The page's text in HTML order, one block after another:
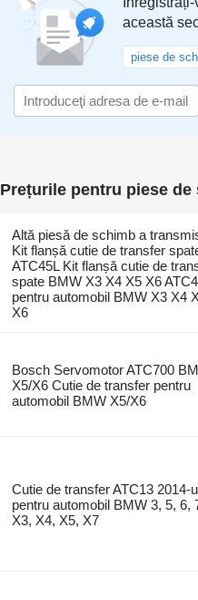
această
piese de
Prețurile pentru piese de
Altă piesă de schimb a
Kit flanșă cutie de transfer
ATC45L Kit flanșă cutie de
spate BMW X3 X4 X5 X6
pentru automobil BMW X3 X4
X6
Bosch Servomotor ATC700
X5/X6 Cutie de transfer pentru
automobil BMW X5/X6
Cutie de transfer ATC13 2014-
pentru automobil BMW 3, 5, 6,
X3, X4, X5, X7